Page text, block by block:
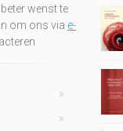
wenst te
om ons via e-